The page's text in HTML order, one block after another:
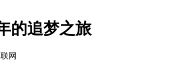
的追梦之旅
网